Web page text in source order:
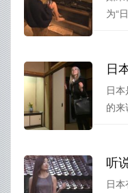
为“
日
的
日